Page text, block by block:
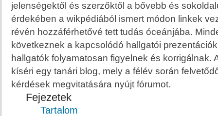
jelenségektől és szerzőktől a bővebb és
érdekében a wikpédiából ismert módon linkek
révén hozzáférhetővé tett tudás óceánjába.
következnek a kapcsolódó hallgatói
hallgatók folyamatosan figyelnek és korrigálnak.
kíséri egy tanári blog, mely a félév során
kérdések megvitatására nyújt fórumot.
Fejezetek
Tartalom